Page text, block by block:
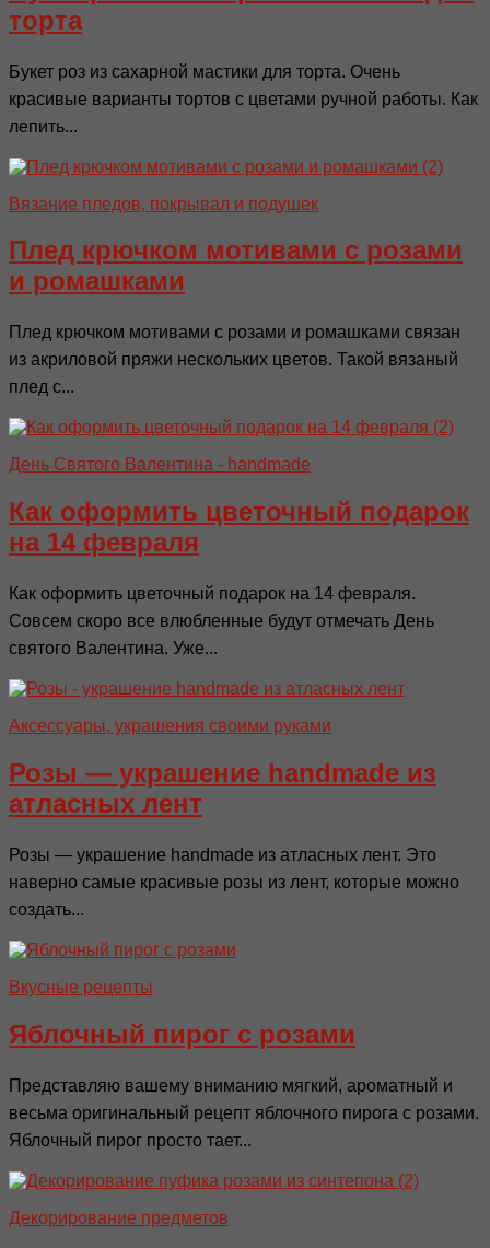
торта
Букет роз из сахарной мастики для торта. Очень
красивые варианты тортов с цветами ручной работы. Как
лепить...
Вязание пледов, покрывал и подушек
Плед крючком мотивами с розами
и ромашками
Плед крючком мотивами с розами и ромашками связан
из акриловой пряжи нескольких цветов. Такой вязаный
плед с...
День Святого Валентина - handmade
Как оформить цветочный подарок
на 14 февраля
Как оформить цветочный подарок на 14 февраля.
Совсем скоро все влюбленные будут отмечать День
святого Валентина. Уже...
Аксессуары, украшения своими руками
Розы — украшение handmade из
атласных лент
Розы — украшение handmade из атласных лент. Это
наверно самые красивые розы из лент, которые можно
создать...
Вкусные рецепты
Яблочный пирог с розами
Представляю вашему вниманию мягкий, ароматный и
весьма оригинальный рецепт яблочного пирога с розами.
Яблочный пирог просто тает...
Декорирование предметов